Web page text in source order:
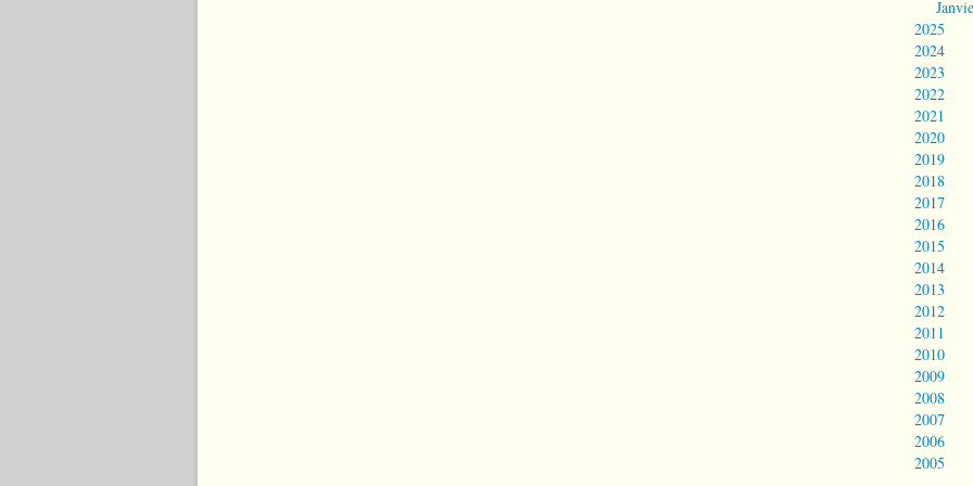
2025
2024
2023
2022
2021
2020
2019
2018
2017
2016
2015
2014
2013
2012
2011
2010
2009
2008
2007
2006
2005